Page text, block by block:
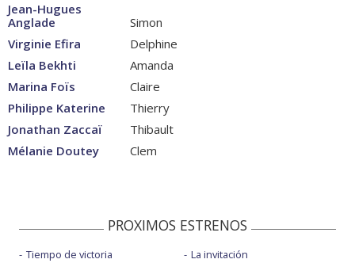
Jean-Hugues
Anglade
Simon
Virginie Efira
Delphine
Leïla Bekhti
Amanda
Marina Foïs
Claire
Philippe Katerine
Thierry
Jonathan Zaccaï
Thibault
Mélanie Doutey
Clem
PROXIMOS ESTRENOS
Tiempo de victoria
La invitación